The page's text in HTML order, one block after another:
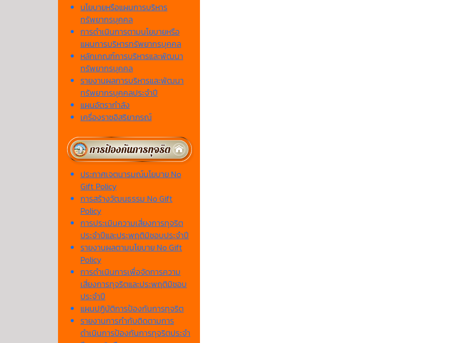
นโยบายหรือแผนการบริหาร
ทรัพยากรบุคคล
การดำเนินการตามนโยบายหรือ
แผนการบริหารทรัพยากรบุคคล
หลักเกณฑ์การบริหารและพัฒนา
ทรัพยากรบุคคล
รายงานผลการบริหารและพัฒนา
ทรัพยากรบุคคลประจำปี
แผนอัตรากำลัง
เครื่องราชอิสริยาภรณ์
ประกาศเจตนารมณ์นโยบาย No
Gift Policy
การสร้างวัฒนธรรม No Gift
Policy
การประเมินความเสี่ยงการทุจริต
ประจำปีและประพฤติมิชอบประจำปี
รายงานผลตามนโยบาย No Gift
Policy
การดำเนินการเพื่อจัดการความ
เสี่ยงการทุจริตและประพฤติมิชอบ
ประจำปี
แผนปฏิบัติการป้องกันการทุจริต
รายงานการกำกับติดตามการ
ดำเนินการป้องกันการทุจริตประจำ